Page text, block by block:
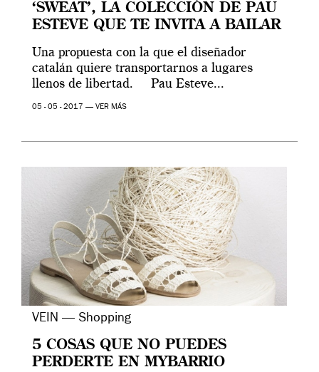
‘SWEAT’, LA COLECCIÓN DE PAU
ESTEVE QUE TE INVITA A BAILAR
Una propuesta con la que el diseñador
catalán quiere transportarnos a lugares
llenos de libertad. Pau Esteve...
05 - 05 - 2017 — VER MÁS
VEIN — Shopping
5 COSAS QUE NO PUEDES
PERDERTE EN MYBARRIO